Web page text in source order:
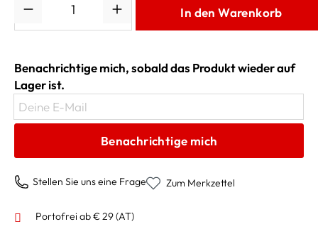
In den Warenkorb
Benachrichtige mich, sobald das Produkt wieder auf
Lager ist.
Deine E-Mail
Benachrichtige mich
Stellen Sie uns eine Frage Zum Merkzettel
Portofrei ab € 29 (AT)